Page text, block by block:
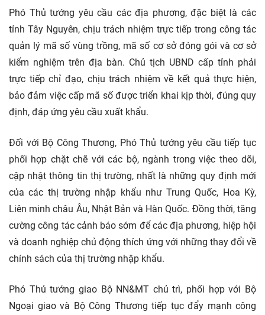
Phó Thủ tướng yêu cầu các địa phương, đặc biệt là các
tỉnh Tây Nguyên, chịu trách nhiệm trực tiếp trong công tác
quản lý mã số vùng trồng, mã số cơ sở đóng gói và cơ sở
kiểm nghiệm trên địa bàn. Chủ tịch UBND cấp tỉnh phải
trực tiếp chỉ đạo, chịu trách nhiệm về kết quả thực hiện,
bảo đảm việc cấp mã số được triển khai kịp thời, đúng quy
định, đáp ứng yêu cầu xuất khẩu.
Đối với Bộ Công Thương, Phó Thủ tướng yêu cầu tiếp tục
phối hợp chặt chẽ với các bộ, ngành trong việc theo dõi,
cập nhật thông tin thị trường, nhất là những quy định mới
của các thị trường nhập khẩu như Trung Quốc, Hoa Kỳ,
Liên minh châu Âu, Nhật Bản và Hàn Quốc. Đồng thời, tăng
cường công tác cảnh báo sớm để các địa phương, hiệp hội
và doanh nghiệp chủ động thích ứng với những thay đổi về
chính sách của thị trường nhập khẩu.
Phó Thủ tướng giao Bộ NN&MT chủ trì, phối hợp với Bộ
Ngoại giao và Bộ Công Thương tiếp tục đẩy mạnh công